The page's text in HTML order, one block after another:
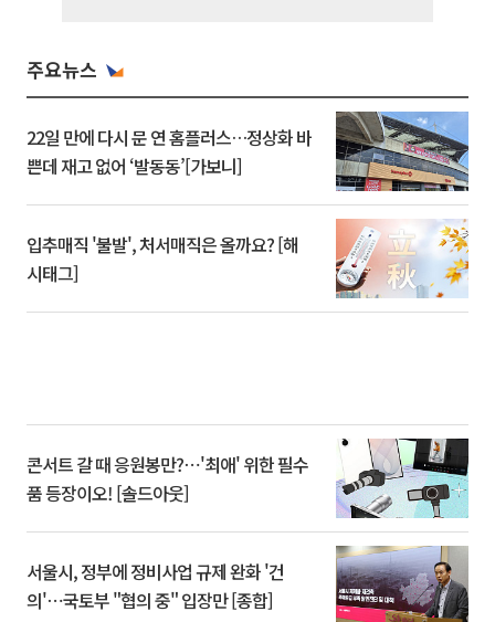
주요뉴스
22일 만에 다시 문 연 홈플러스…정상화 바
쁜데 재고 없어 ‘발동동’[가보니]
입추매직 '불발', 처서매직은 올까요? [해
시태그]
콘서트 갈 때 응원봉만?⋯'최애' 위한 필수
품 등장이오! [솔드아웃]
서울시, 정부에 정비사업 규제 완화 '건
의'⋯국토부 "협의 중" 입장만 [종합]